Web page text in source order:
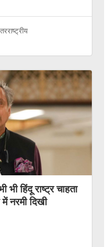
हिंदू राष्ट्र चाहता
नरमी दिखी